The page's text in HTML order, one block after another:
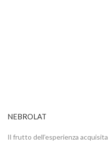
NEBROLAT
Il frutto dell’esperienza